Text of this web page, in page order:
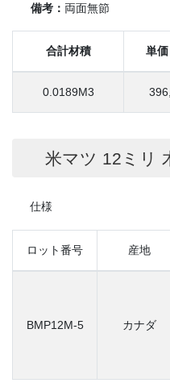
備考： 両面無節
合計材積 単価
0.0189M3
米マツ 12ミリ
仕様
ロット番号 産地
BMP12M-5 カナダ